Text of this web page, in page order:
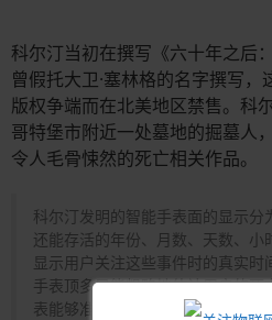
科尔汀当初在撰写《六十年之后
曾假托大卫·塞林格的名字撰写
版权争端而在北美地区禁售。科
哥特堡市附近一处墓地的掘墓人
令人毛骨悚然的死亡相关作品。
科尔汀发明的智能手表面的显示
还能存活的年份、月数、天数、
显示用户关注这些事件时的真实
手表顶多只能粗略地估计用户的
表能够准确到那种程度。